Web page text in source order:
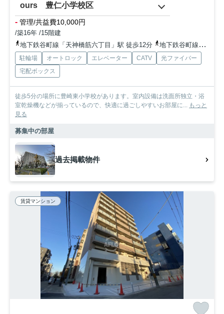
ours 豊仁小学校区
- 管理/共益費10,000円
/築16年 /15階建
地下鉄谷町線「天神橋筋六丁目」駅 徒歩12分
地下鉄谷町線「都島」駅 徒歩14分
駐輪場 オートロック エレベーター CATV
光ファイバー
宅配ボックス
徒歩5分の場所に豊崎東小学校があります。室内設備は洗面所独立・浴
室乾燥機などが揃っているので、快適に過ごしやすいお部屋に...
もっと
見る
募集中の部屋
過去掲載物件
賃貸マンション